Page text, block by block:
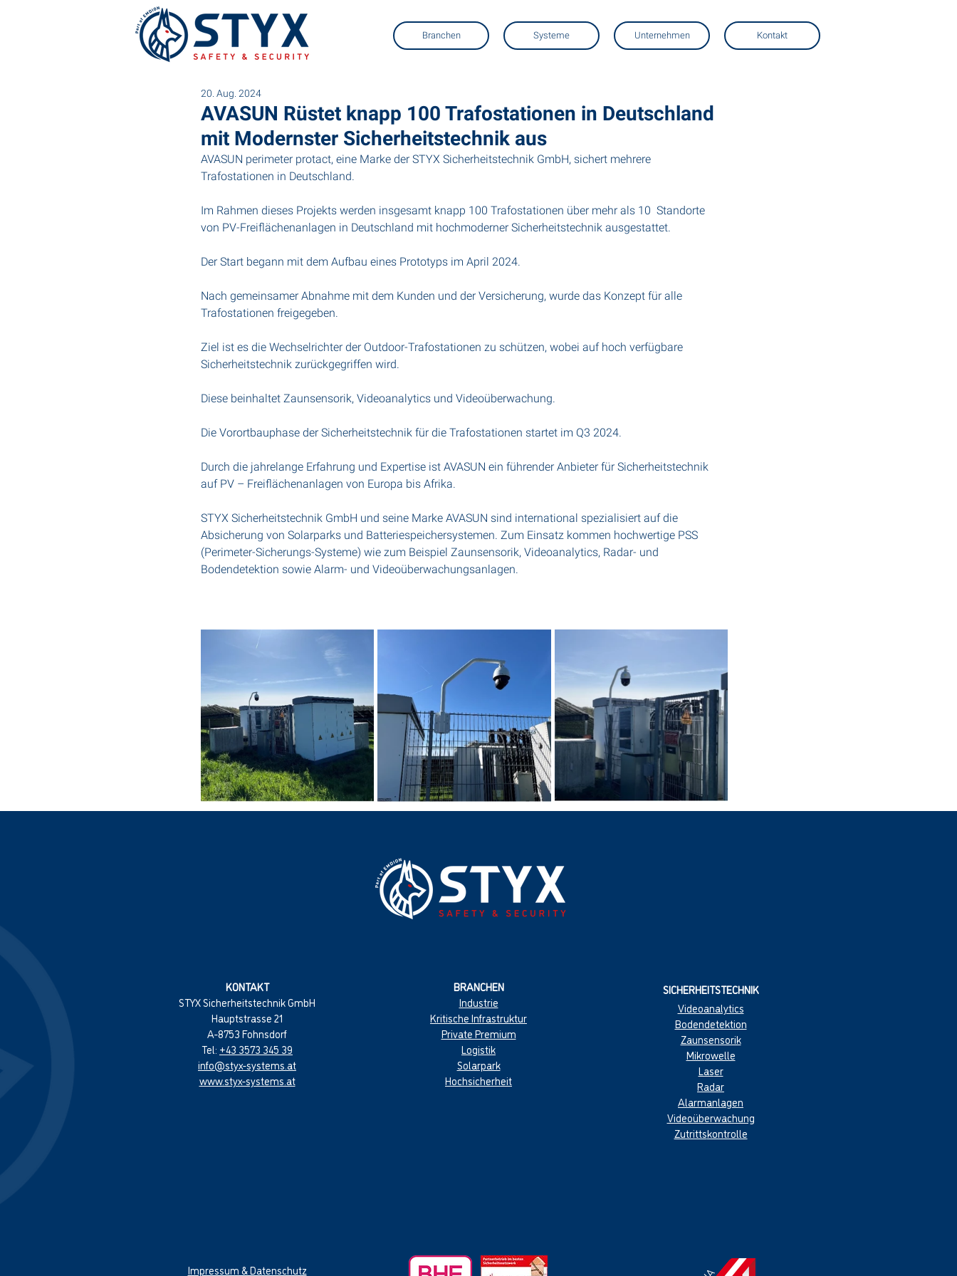
Branchen Systeme Unternehmen Kontakt
AVASUN Rüstet knapp 100 Trafostationen in Deutschland
mit Modernster Sicherheitstechnik aus
20. Aug. 2024
AVASUN perimeter protact, eine Marke der STYX Sicherheitstechnik GmbH, sichert mehrere
Trafostationen in Deutschland.
Im Rahmen dieses Projekts werden insgesamt knapp 100 Trafostationen über mehr als 10  Standorte
von PV-Freiflächenanlagen in Deutschland mit hochmoderner Sicherheitstechnik ausgestattet.
Der Start begann mit dem Aufbau eines Prototyps im April 2024.
Nach gemeinsamer Abnahme mit dem Kunden und der Versicherung, wurde das Konzept für alle
Trafostationen freigegeben.
Ziel ist es die Wechselrichter der Outdoor-Trafostationen zu schützen, wobei auf hoch verfügbare
Sicherheitstechnik zurückgegriffen wird.
Diese beinhaltet Zaunsensorik, Videoanalytics und Videoüberwachung.
Die Vorortbauphase der Sicherheitstechnik für die Trafostationen startet im Q3 2024.
Durch die jahrelange Erfahrung und Expertise ist AVASUN ein führender Anbieter für Sicherheitstechnik
auf PV – Freiflächenanlagen von Europa bis Afrika.
STYX Sicherheitstechnik GmbH und seine Marke AVASUN sind international spezialisiert auf die
Absicherung von Solarparks und Batteriespeichersystemen. Zum Einsatz kommen hochwertige PSS
(Perimeter-Sicherungs-Systeme) wie zum Beispiel Zaunsensorik, Videoanalytics, Radar- und
Bodendetektion sowie Alarm- und Videoüberwachungsanlagen.
KONTAKT
STYX Sicherheitstechnik GmbH
Hauptstrasse 21
A-8753 Fohnsdorf
Tel: +43 3573 345 39
info@styx-systems.at
www.styx-systems.at
BRANCHEN
Industrie
Kritische Infrastruktur
Private Premium
Logistik
Solarpark
Hochsicherheit
SICHERHEITSTECHNIK
Videoanalytics
Bodendetektion
Zaunsensorik
Mikrowelle
Laser
Radar
Alarmanlagen
Videoüberwachung
Zutrittskontrolle
Impressum & Datenschutz